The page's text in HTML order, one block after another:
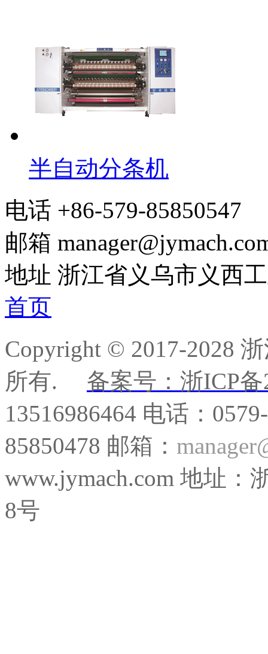
半自动分条机
电话 +86-579-85850547
邮箱
地址 浙江省义乌市义西
首页
Copyright © 2017-2028
所有.
备案号：浙ICP备
13516986464 电话：
85850478 邮箱：
www.jymach.com 地址：
8号